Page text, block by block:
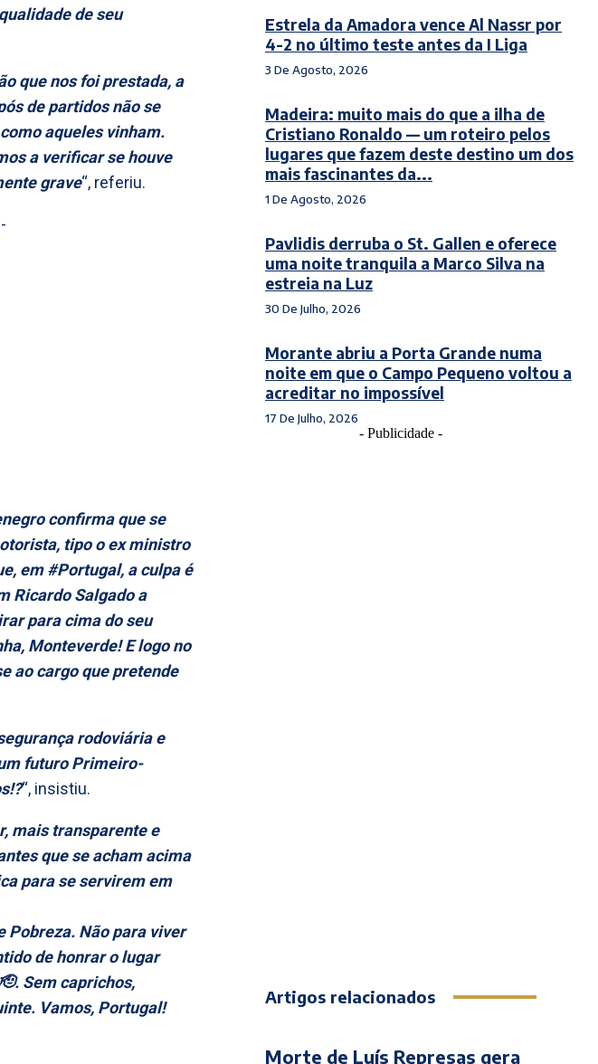
de seu
que nos foi prestada, a
de partidos não se
aqueles vinham.
a verificar se houve
grave“, referiu.
confirma que se
tipo o ex ministro
em #Portugal, a culpa é
Ricardo Salgado a
para cima do seu
Monteverde! E logo no
ao cargo que pretende
rodoviária e
futuro Primeiro-
“, insistiu.
mais transparente e
que se acham acima
para se servirem em
Pobreza. Não para viver
de honrar o lugar
Sem caprichos,
Vamos, Portugal!
Estrela da Amadora vence Al Nassr por
4-2 no último teste antes da I Liga
3 De Agosto, 2026
Madeira: muito mais do que a ilha de
Cristiano Ronaldo — um roteiro pelos
lugares que fazem deste destino um dos
mais fascinantes da...
1 De Agosto, 2026
Pavlidis derruba o St. Gallen e oferece
uma noite tranquila a Marco Silva na
estreia na Luz
30 De Julho, 2026
Morante abriu a Porta Grande numa
noite em que o Campo Pequeno voltou a
acreditar no impossível
17 De Julho, 2026
- Publicidade -
Artigos relacionados
Morte de Luís Represas gera